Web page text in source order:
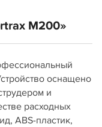
M200»
оснащено
и
расходных
ABS-пластик,